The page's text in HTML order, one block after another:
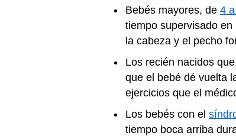
Bebés mayores, de 4
tiempo supervisado
la cabeza y el pecho
Los recién nacidos
que el bebé dé vuelta
ejercicios que el
Los bebés con el
tiempo boca arriba